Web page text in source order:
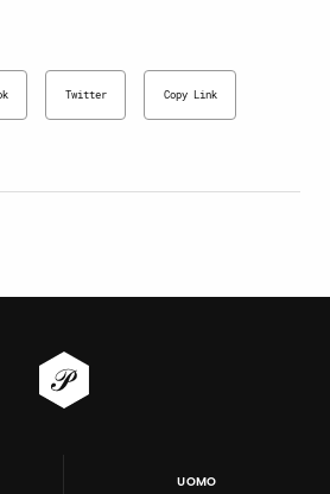
Twitter Copy Link
UOMO